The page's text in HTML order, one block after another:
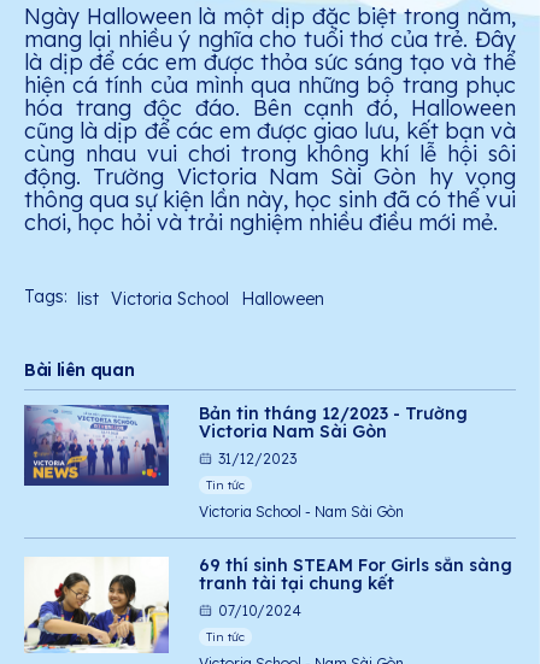
Ngày Halloween là một dịp đặc biệt trong năm,
mang lại nhiều ý nghĩa cho tuổi thơ của trẻ. Đây
là dịp để các em được thỏa sức sáng tạo và thể
hiện cá tính của mình qua những bộ trang phục
hóa trang độc đáo. Bên cạnh đó, Halloween
cũng là dịp để các em được giao lưu, kết bạn và
cùng nhau vui chơi trong không khí lễ hội sôi
động. Trường Victoria Nam Sài Gòn hy vọng
thông qua sự kiện lần này, học sinh đã có thể vui
chơi, học hỏi và trải nghiệm nhiều điều mới mẻ.
Tags: list Victoria School Halloween
Bài liên quan
Bản tin tháng 12/2023 - Trường
Victoria Nam Sài Gòn
31/12/2023
Tin tức
Victoria School - Nam Sài Gòn
69 thí sinh STEAM For Girls sẵn sàng
tranh tài tại chung kết
07/10/2024
Tin tức